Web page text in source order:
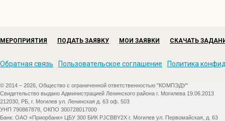
МЕРОПРИЯТИЯ ПОДАТЬ ЗАЯВКУ МОИ ЗАЯВКИ СКАЧАТЬ
Обратная связь Пользовательское соглашение Политика
© 2014 – 2026, Общество с ограниченной ответственностью "КОМПЭДУ"
Свидетельство выдано Администрацией Ленинского района г. Могилева 19.06.2013
212030, РБ, г. Могилев ул. Ленинская д. 63 оф. 503
УНП 790867878, ОКПО 300728017000
Банк: ОАО «Приорбанк» ЦБУ 300 БИК PJCBBY2X г. Могилев ул. Первомайская, д. 63